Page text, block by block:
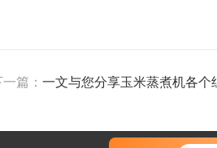
一篇：一文与您分享玉米蒸煮机各个